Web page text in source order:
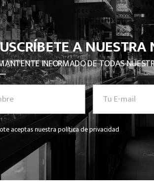
A NUESTRA
INFORMADO DE TODAS
aceptas nuestra política de privacidad